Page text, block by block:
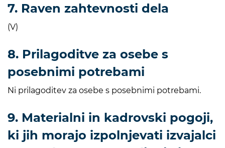
7. Raven zahtevnosti dela
(V)
8. Prilagoditve za osebe s
posebnimi potrebami
Ni prilagoditev za osebe s posebnimi potrebami.
9. Materialni in kadrovski pogoji,
ki jih morajo izpolnjevati izvajalci